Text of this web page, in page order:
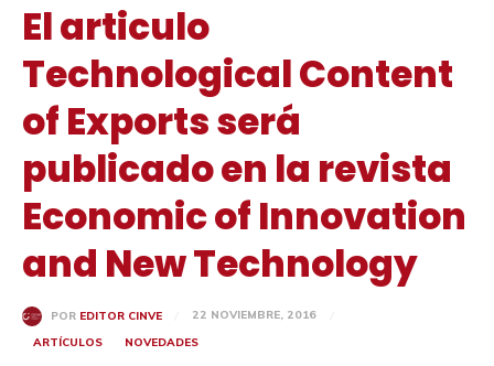
El articulo
Technological Content
of Exports será
publicado en la revista
Economic of Innovation
and New Technology
POR EDITOR CINVE
22 NOVIEMBRE, 2016
ARTÍCULOS
NOVEDADES